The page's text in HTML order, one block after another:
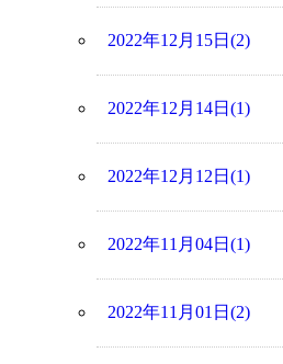
2022年12月15日(2)
2022年12月14日(1)
2022年12月12日(1)
2022年11月04日(1)
2022年11月01日(2)